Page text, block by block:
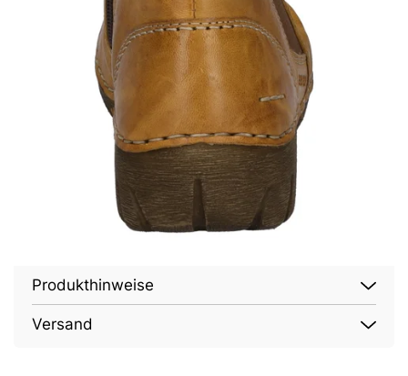
Produkthinweise
Versand